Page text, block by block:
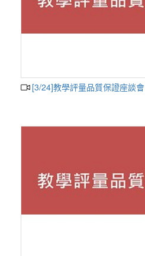
[3/24]教學評量品質保證座談會